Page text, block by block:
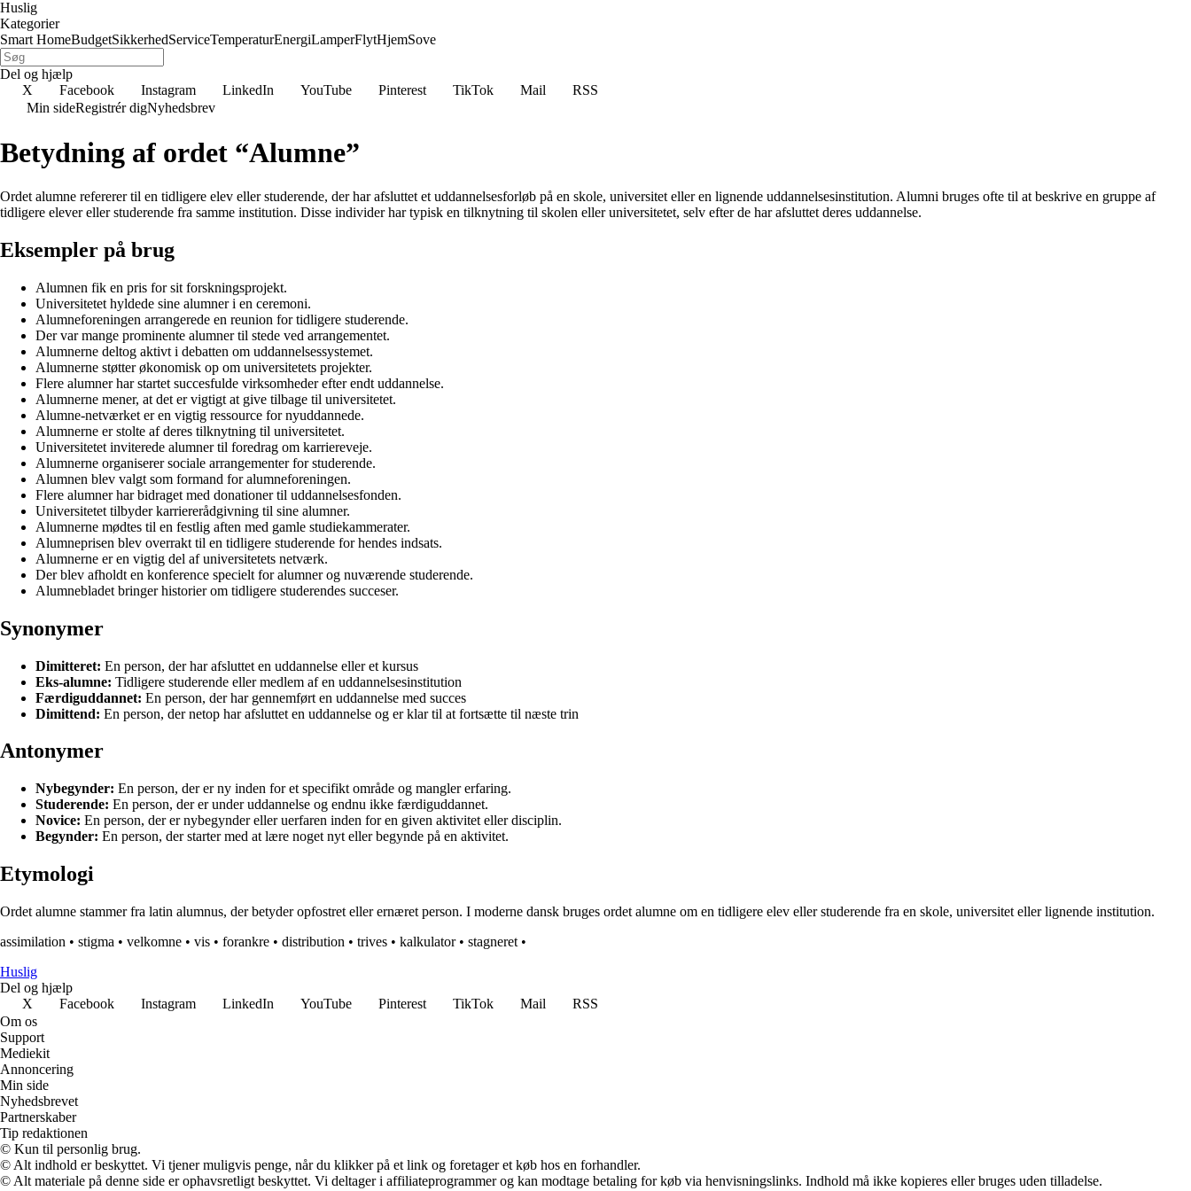
Huslig
Kategorier
Smart HomeBudgetSikkerhedServiceTemperaturEnergiLamperFlytHjemSove
Del og hjælp
X
Facebook Instagram LinkedIn YouTube Pinterest TikTok Mail
RSS
Min sideRegistrér digNyhedsbrev
Betydning af ordet “Alumne”
Ordet alumne refererer til en tidligere elev eller studerende, der har afsluttet et uddannelsesforløb på en skole, universitet eller en lignende uddannelsesinstitution. Alumni bruges ofte til at beskrive en gruppe af
tidligere elever eller studerende fra samme institution. Disse individer har typisk en tilknytning til skolen eller universitetet, selv efter de har afsluttet deres uddannelse.
Eksempler på brug
Alumnen fik en pris for sit forskningsprojekt.
Universitetet hyldede sine alumner i en ceremoni.
Alumneforeningen arrangerede en reunion for tidligere studerende.
Der var mange prominente alumner til stede ved arrangementet.
Alumnerne deltog aktivt i debatten om uddannelsessystemet.
Alumnerne støtter økonomisk op om universitetets projekter.
Flere alumner har startet succesfulde virksomheder efter endt uddannelse.
Alumnerne mener, at det er vigtigt at give tilbage til universitetet.
Alumne-netværket er en vigtig ressource for nyuddannede.
Alumnerne er stolte af deres tilknytning til universitetet.
Universitetet inviterede alumner til foredrag om karriereveje.
Alumnerne organiserer sociale arrangementer for studerende.
Alumnen blev valgt som formand for alumneforeningen.
Flere alumner har bidraget med donationer til uddannelsesfonden.
Universitetet tilbyder karriererådgivning til sine alumner.
Alumnerne mødtes til en festlig aften med gamle studiekammerater.
Alumneprisen blev overrakt til en tidligere studerende for hendes indsats.
Alumnerne er en vigtig del af universitetets netværk.
Der blev afholdt en konference specielt for alumner og nuværende studerende.
Alumnebladet bringer historier om tidligere studerendes succeser.
Synonymer
Dimitteret: En person, der har afsluttet en uddannelse eller et kursus
Eks-alumne: Tidligere studerende eller medlem af en uddannelsesinstitution
Færdiguddannet: En person, der har gennemført en uddannelse med succes
Dimittend: En person, der netop har afsluttet en uddannelse og er klar til at fortsætte til næste trin
Antonymer
Nybegynder: En person, der er ny inden for et specifikt område og mangler erfaring.
Studerende: En person, der er under uddannelse og endnu ikke færdiguddannet.
Novice: En person, der er nybegynder eller uerfaren inden for en given aktivitet eller disciplin.
Begynder: En person, der starter med at lære noget nyt eller begynde på en aktivitet.
Etymologi
Ordet alumne stammer fra latin alumnus, der betyder opfostret eller ernæret person. I moderne dansk bruges ordet alumne om en tidligere elev eller studerende fra en skole, universitet eller lignende institution.
assimilation • stigma • velkomne • vis • forankre • distribution • trives • kalkulator• stagneret •
Huslig
Del og hjælp
X
Facebook Instagram LinkedIn YouTube Pinterest TikTok Mail
RSS
Om os
Support
Mediekit
Annoncering
Min side
Nyhedsbrevet
Partnerskaber
Tip redaktionen
© Kun til personlig brug.
© Alt indhold er beskyttet. Vi tjener muligvis penge, når du klikker på et link og foretager et køb hos en forhandler.
© Alt materiale på denne side er ophavsretligt beskyttet. Vi deltager i affiliateprogrammer og kan modtage betaling for køb via henvisningslinks. Indhold må ikke kopieres eller bruges uden tilladelse.